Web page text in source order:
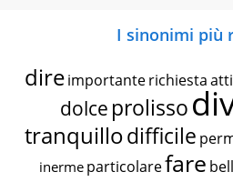
I sinonimi più
dire importante richiesta
dolce prolisso
tranquillodifficile
inerme particolarefare